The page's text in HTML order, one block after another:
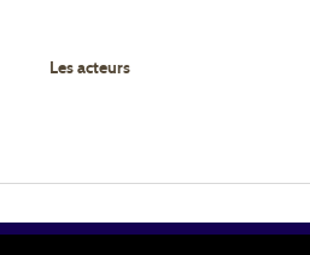
Les acteurs